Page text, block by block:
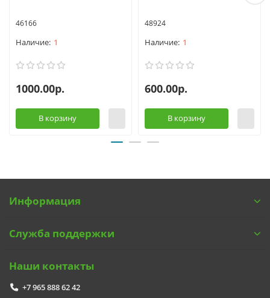
46166
1
1000.00р.
В корзину
48924
1
600.00р.
В корзину
Информация
Служба поддержки
Наши контакты
+7 965 888 62 42